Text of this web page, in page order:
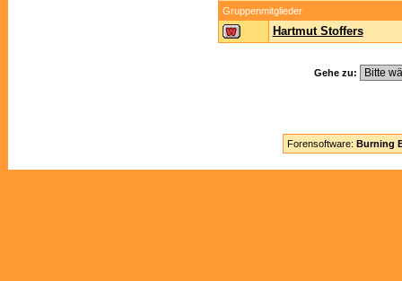
Gruppenmitglieder
Hartmut Stoffers
Gehe zu:
Forensoftware: Burning